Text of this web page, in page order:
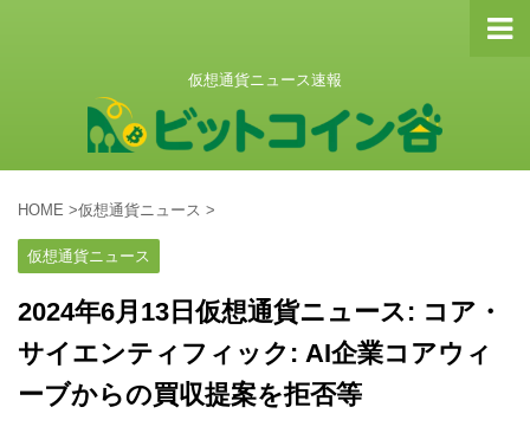
仮想通貨ニュース速報
HOME >仮想通貨ニュース >
仮想通貨ニュース
2024年6月13日仮想通貨ニュース: コア・
サイエンティフィック: AI企業コアウィ
ーブからの買収提案を拒否等